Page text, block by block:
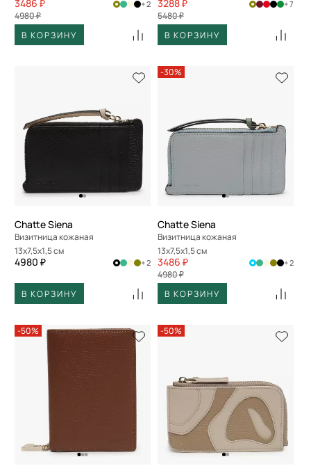
3486 ₽
4980 ₽
+ 2
В КОРЗИНУ
3288 ₽
5480 ₽
+ 7
В КОРЗИНУ
Chatte Siena
Визитница кожаная
13x7,5x1,5 см
4980 ₽ + 2
В КОРЗИНУ
-30%
Chatte Siena
Визитница кожаная
13x7,5x1,5 см
3486 ₽
4980 ₽
+ 2
В КОРЗИНУ
-50% -50%